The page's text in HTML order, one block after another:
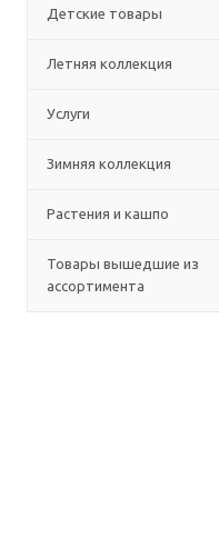
Детские товары
Летняя коллекция
Услуги
Зимняя коллекция
Растения и кашпо
Товары вышедшие из
ассортимента